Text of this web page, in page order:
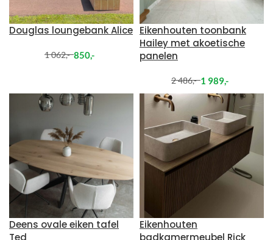
Douglas loungebank Alice
1 062,- 850,-
Eikenhouten toonbank
Hailey met akoetische
panelen
2 486,- 1 989,-
Deens ovale eiken tafel
Ted
Eikenhouten
badkamermeubel Rick